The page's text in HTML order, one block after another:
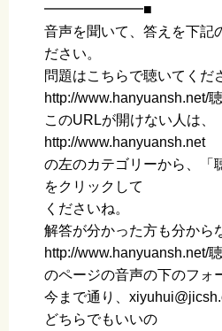
━━━━━━━■
音声を聞いて、答えを下記
ださい。
問題はこちらで聴いてくだ
http://www.hanyuansh.net/
このURLが開けない人は、
http://www.hanyuansh.net
の左のカテゴリーから、「
をクリックして
くださいね。
解答が分かった方も分から
http://www.hanyuansh.net/
のページの音声の下のフォ
今まで通り、
どちらでもいいの